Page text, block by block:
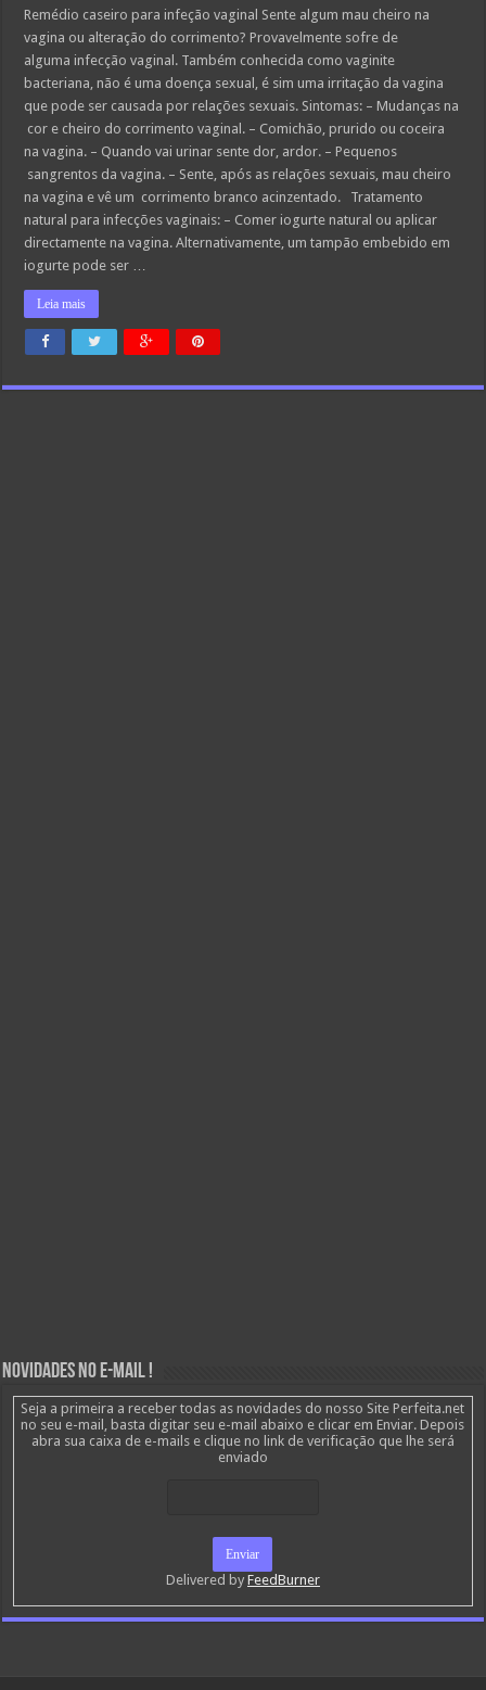
Remédio caseiro para infeção vaginal Sente algum mau cheiro na
vagina ou alteração do corrimento? Provavelmente sofre de
alguma infecção vaginal. Também conhecida como vaginite
bacteriana, não é uma doença sexual, é sim uma irritação da vagina
que pode ser causada por relações sexuais. Sintomas: – Mudanças na
cor e cheiro do corrimento vaginal. – Comichão, prurido ou coceira
na vagina. – Quando vai urinar sente dor, ardor. – Pequenos
sangrentos da vagina. – Sente, após as relações sexuais, mau cheiro
na vagina e vê um corrimento branco acinzentado. Tratamento
natural para infecções vaginais: – Comer iogurte natural ou aplicar
directamente na vagina. Alternativamente, um tampão embebido em
iogurte pode ser …
Leia mais
Novidades no E-mail !
Seja a primeira a receber todas as novidades do nosso Site Perfeita.net
no seu e-mail, basta digitar seu e-mail abaixo e clicar em Enviar. Depois
abra sua caixa de e-mails e clique no link de verificação que lhe será
enviado
Delivered by FeedBurner